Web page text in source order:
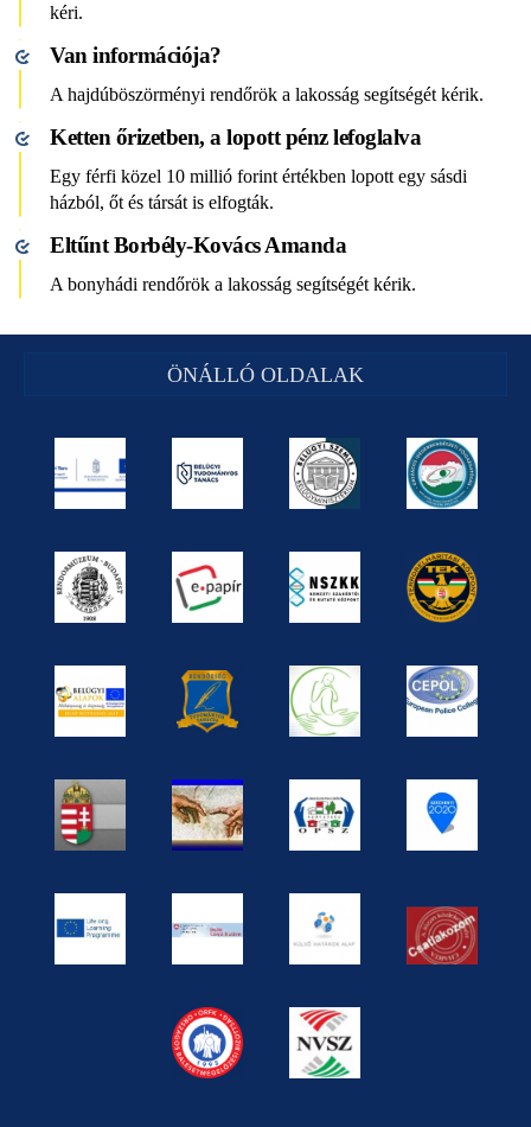
kéri.
Van információja?
A hajdúböszörményi rendőrök a lakosság segítségét kérik.
Ketten őrizetben, a lopott pénz lefoglalva
Egy férfi közel 10 millió forint értékben lopott egy sásdi
házból, őt és társát is elfogták.
Eltűnt Borbély-Kovács Amanda
A bonyhádi rendőrök a lakosság segítségét kérik.
ÖNÁLLÓ OLDALAK